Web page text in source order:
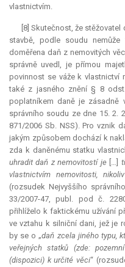
vlastnictvím.
[8] Skutečnost, že
stavbě, podle soudu
doměřena daň z nemovitých
správně uvedl, je přímou
povinnost se váže k vlastnictví
také z jasného znění § 8
poplatníkem daně je zásadně
správního soudu ze dne 15. 2.
871/2006 Sb. NSS). Pro vznik
jakým způsobem dochází k
zda k daněnému statku
uhradit daň z nemovitostí je […]
vlastnictvím nemovitosti,
(rozsudek Nejvyššího
33/2007-47, publ. pod č.
přihlíželo k faktickému užívání
ve vztahu k silniční dani, jež je
by se o „daň zcela jiného typu,
veřejných statků (zde:
(dispozici) k určité věci“